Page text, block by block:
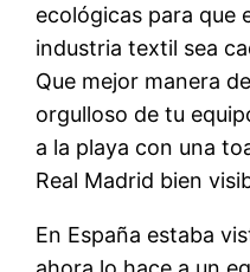
ecológicas para que
industria textil sea
Que mejor manera
orgulloso de tu
a la playa con una
Real Madrid bien
En España estaba